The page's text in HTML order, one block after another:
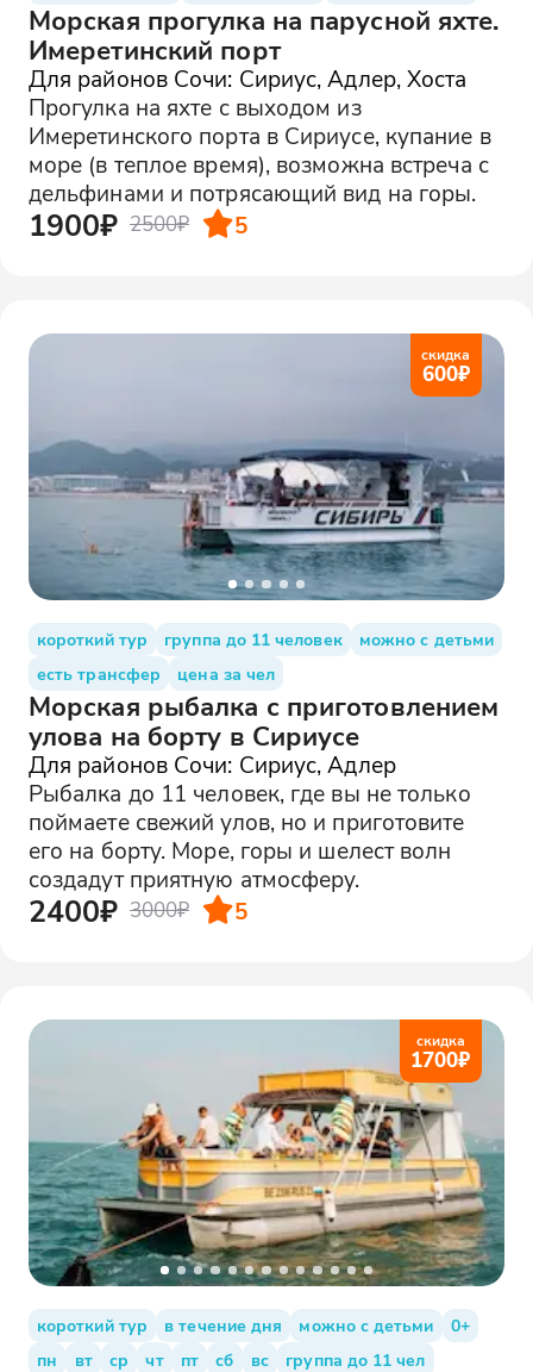
Морская прогулка на парусной яхте.
Имеретинский порт
Для районов Сочи: Сириус, Адлер, Хоста
Прогулка на яхте с выходом из
Имеретинского порта в Сириусе, купание в
море (в теплое время), возможна встреча с
дельфинами и потрясающий вид на горы.
1900₽ 2500₽ 5
скидка
600₽
короткий тур группа до 11 человек
можно с детьми
есть трансфер
цена за чел
Морская рыбалка с приготовлением
улова на борту в Сириусе
Для районов Сочи: Сириус, Адлер
Рыбалка до 11 человек, где вы не только
поймаете свежий улов, но и приготовите
его на борту. Море, горы и шелест волн
создадут приятную атмосферу.
2400₽ 3000₽ 5
скидка
1700₽
короткий тур в течение дня можно с детьми
0+
пн
вт ср чт пт сб вс группа до 11 чел